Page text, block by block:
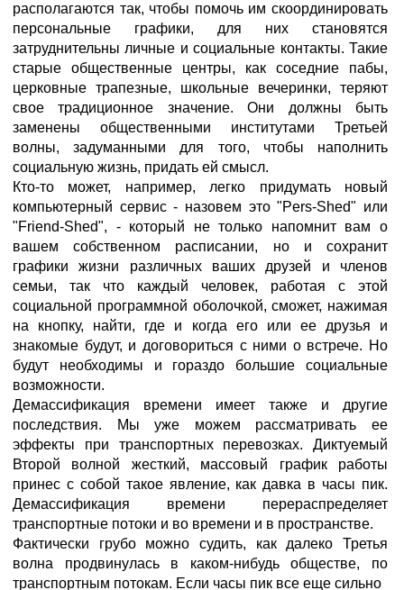
располагаются так, чтобы помочь им скоординировать
персональные графики, для них становятся
затруднительны личные и социальные контакты. Такие
старые общественные центры, как соседние пабы,
церковные трапезные, школьные вечеринки, теряют
свое традиционное значение. Они должны быть
заменены общественными институтами Третьей
волны, задуманными для того, чтобы наполнить
социальную жизнь, придать ей смысл.
Кто-то может, например, легко придумать новый
компьютерный сервис - назовем это "Pers-Shed" или
"Friend-Shed", - который не только напомнит вам о
вашем собственном расписании, но и сохранит
графики жизни различных ваших друзей и членов
семьи, так что каждый человек, работая с этой
социальной программной оболочкой, сможет, нажимая
на кнопку, найти, где и когда его или ее друзья и
знакомые будут, и договориться с ними о встрече. Но
будут необходимы и гораздо большие социальные
возможности.
Демассификация времени имеет также и другие
последствия. Мы уже можем рассматривать ее
эффекты при транспортных перевозках. Диктуемый
Второй волной жесткий, массовый график работы
принес с собой такое явление, как давка в часы пик.
Демассификация времени перераспределяет
транспортные потоки и во времени и в пространстве.
Фактически грубо можно судить, как далеко Третья
волна продвинулась в каком-нибудь обществе, по
транспортным потокам. Если часы пик все еще сильно